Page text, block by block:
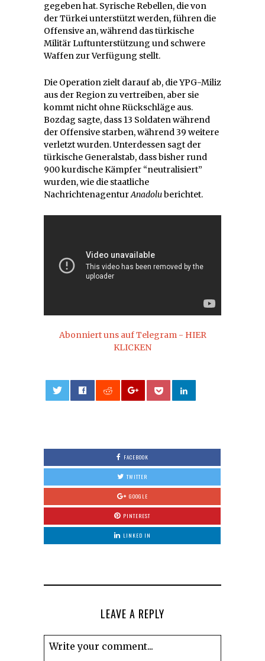
gegeben hat. Syrische Rebellen, die von
der Türkei unterstützt werden, führen die
Offensive an, während das türkische
Militär Luftunterstützung und schwere
Waffen zur Verfügung stellt.
Die Operation zielt darauf ab, die YPG-Miliz
aus der Region zu vertreiben, aber sie
kommt nicht ohne Rückschläge aus.
Bozdag sagte, dass 13 Soldaten während
der Offensive starben, während 39 weitere
verletzt wurden. Unterdessen sagt der
türkische Generalstab, dass bisher rund
900 kurdische Kämpfer “neutralisiert”
wurden, wie die staatliche
NachrichtenagenturAnadoluberichtet.
Abonniert uns auf Telegram - HIER
KLICKEN
FACEBOOK
TWITTER
GOOGLE
PINTEREST
LINKED IN
LEAVE A REPLY